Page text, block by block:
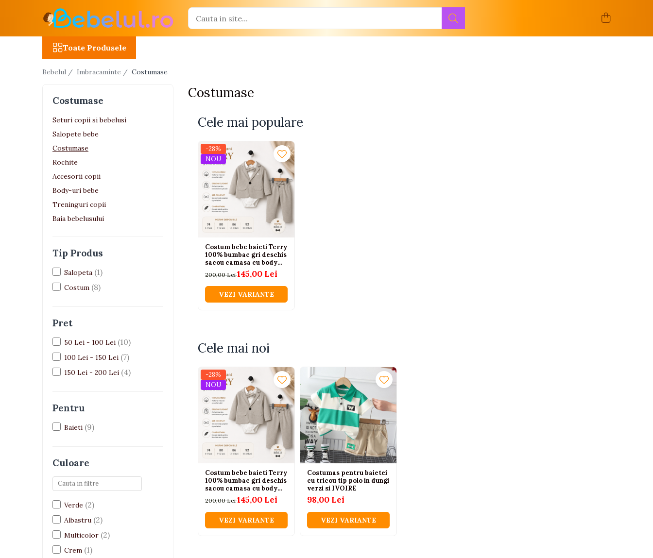
Masinute R/C
Avioane si elicoptere R/C
Camioane R/C
Motociclete R/C
Utilaje constructii R/C
Jucarii bebelusi
Supermarket
Seturi camion
Seturi de frumusete
Caluti balansoar
Ateliere si unelte
Blocuri de constructie
Covorase de dans
Toate Produsele
Bebelul / Imbracaminte / Costumase
Costumase
Costumase
Seturi copii si bebelusi
Salopete bebe
Costumase
Rochite
Accesorii copii
Body-uri bebe
Treninguri copii
Baia bebelusului
Tip Produs
Salopeta (1)
Costum (8)
Pret
50 Lei - 100 Lei (10)
100 Lei - 150 Lei (7)
150 Lei - 200 Lei (4)
Pentru
Baieti (9)
Culoare
Verde (2)
Albastru (2)
Multicolor (2)
Crem (1)
Cele mai populare
-28%
NOU
Costum bebe baieti Terry
100% bumbac gri deschis
sacou camasa cu body
papion si pantaloni 6-24
luni
200,00 Lei145,00 Lei
VEZI VARIANTE
Cele mai noi
-28%
NOU
Costum bebe baieti Terry
100% bumbac gri deschis
sacou camasa cu body
papion si pantaloni 6-24
luni
200,00 Lei145,00 Lei
VEZI VARIANTE
Costumas pentru baietei
cu tricou tip polo in dungi
verzi si IVOIRE
98,00 Lei
VEZI VARIANTE